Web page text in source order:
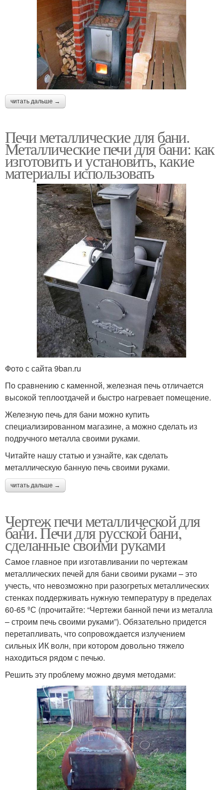
читать дальше →
Печи металлические для бани.
Металлические печи для бани: как
изготовить и установить, какие
материалы использовать
Фото с сайта 9ban.ru
По сравнению с каменной, железная печь отличается
высокой теплоотдачей и быстро нагревает помещение.
Железную печь для бани можно купить
специализированном магазине, а можно сделать из
подручного металла своими руками.
Читайте нашу статью и узнайте, как сделать
металлическую банную печь своими руками.
читать дальше →
Чертеж печи металлической для
бани. Печи для русской бани,
сделанные своими руками
Самое главное при изготавливании по чертежам
металлических печей для бани своими руками – это
учесть, что невозможно при разогретых металлических
стенках поддерживать нужную температуру в пределах
60-65 ºС (прочитайте: “Чертежи банной печи из металла
– строим печь своими руками”). Обязательно придется
перетапливать, что сопровождается излучением
сильных ИК волн, при котором довольно тяжело
находиться рядом с печью.
Решить эту проблему можно двумя методами: